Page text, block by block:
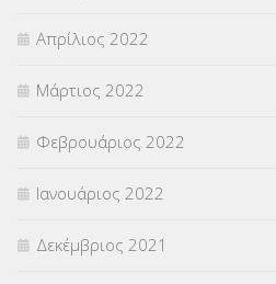
Απρίλιος 2022
Μάρτιος 2022
Φεβρουάριος 2022
Ιανουάριος 2022
Δεκέμβριος 2021